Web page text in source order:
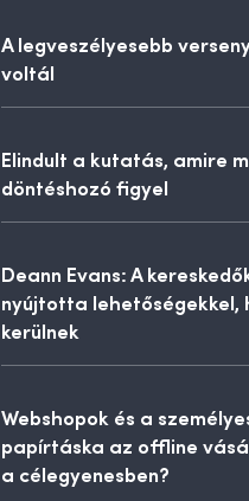
A legveszélyesebb
voltál
Elindult a kutatás, amire
döntéshozó figyel
Deann Evans: A
nyújtotta lehetőségekkel,
kerülnek
Webshopok és a
papírtáska az offline
a célegyenesben?